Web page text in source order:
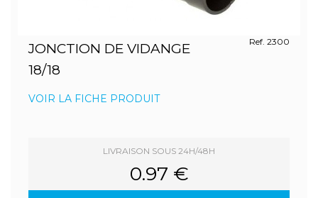
JONCTION DE VIDANGE
18/18
Ref. 2300
VOIR LA FICHE PRODUIT
LIVRAISON SOUS 24H/48H
0.97 €